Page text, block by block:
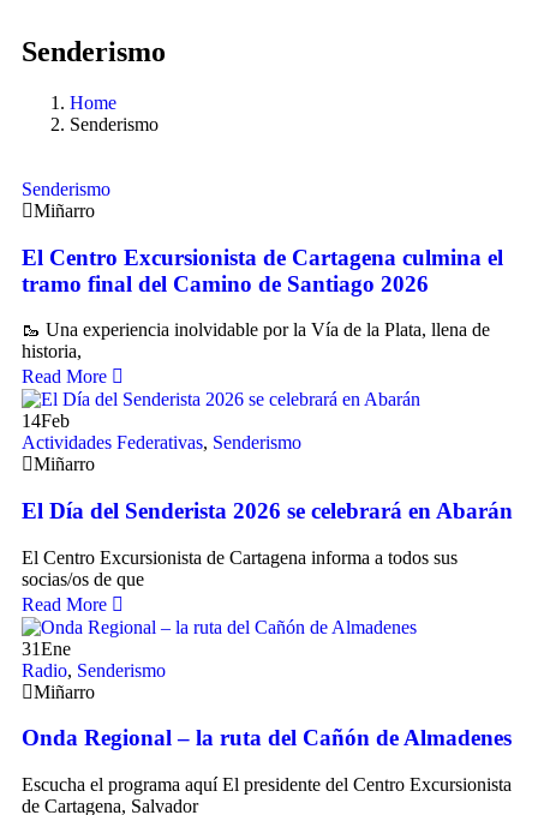
Senderismo
Home
Senderismo
Senderismo
Miñarro
El Centro Excursionista de Cartagena culmina el
tramo final del Camino de Santiago 2026
🥾 Una experiencia inolvidable por la Vía de la Plata, llena de
historia,
Read More
14Feb
Actividades Federativas, Senderismo
Miñarro
El Día del Senderista 2026 se celebrará en Abarán
El Centro Excursionista de Cartagena informa a todos sus
socias/os de que
Read More
31Ene
Radio, Senderismo
Miñarro
Onda Regional – la ruta del Cañón de Almadenes
Escucha el programa aquí El presidente del Centro Excursionista
de Cartagena, Salvador